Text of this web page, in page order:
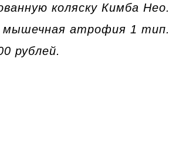
коляску Кимба Нео.
мышечная атрофия 1 тип.
рублей.